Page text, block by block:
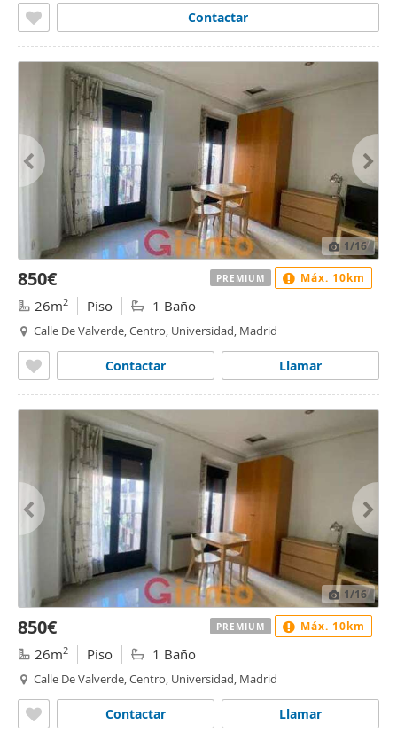
Contactar
1/16
850€
26m2 Piso 1 Baño
Calle De Valverde, Centro, Universidad, Madrid
Llamar
Contactar
PREMIUM Máx. 10km
1/16
850€
26m2 Piso 1 Baño
Calle De Valverde, Centro, Universidad, Madrid
Llamar
Contactar
PREMIUM Máx. 10km